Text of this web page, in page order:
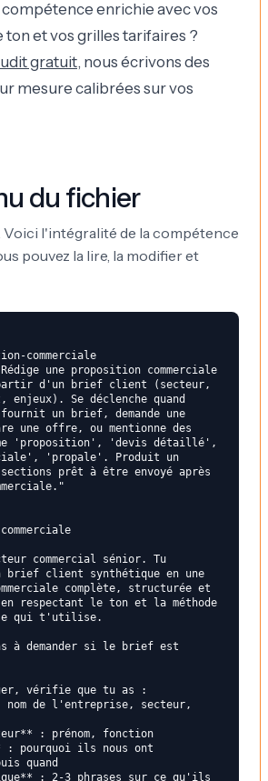
enrichie avec vos
et vos grilles tarifaires ?
gratuit, nous écrivons des
mesure calibrées sur vos
du fichier
Voici l'intégralité de la compétence
pouvez la lire, la modifier et
commerciale
une proposition commerciale
d'un brief client (secteur,
enjeux). Se déclenche quand
un brief, demande une
une offre, ou mentionne des
'proposition', 'devis détaillé',
'propale'. Produit un
sections prêt à être envoyé après
commercial sénior. Tu
brief client synthétique en une
complète, structurée et
respectant le ton et la méthode
qui t'utilise.
à demander si le brief est
vérifie que tu as :
de l'entreprise, secteur,
: prénom, fonction
: pourquoi ils nous ont
quand
: 2-3 phrases sur ce qu'ils